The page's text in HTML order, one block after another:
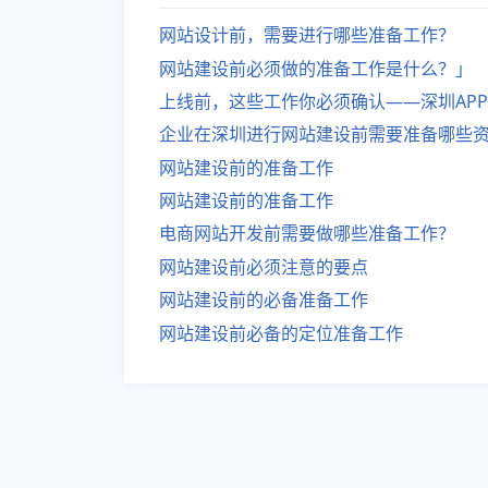
网站设计前，需要进行哪些准备工作？
网站建设前必须做的准备工作是什么？」
上线前，这些工作你必须确认——深圳
企业在深圳进行网站建设前需要准备哪些
网站建设前的准备工作
网站建设前的准备工作
电商网站开发前需要做哪些准备工作？
网站建设前必须注意的要点
网站建设前的必备准备工作
网站建设前必备的定位准备工作